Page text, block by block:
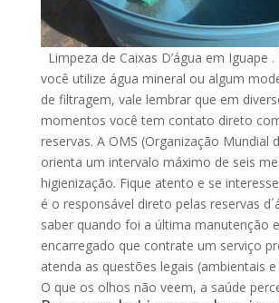
Limpeza de Caixas D’água em Iguape
você utilize água mineral ou algum
de filtragem, vale lembrar que em
momentos você tem contato direto
reservas. A OMS (Organização Mundial
orienta um intervalo máximo de seis
higienização. Fique atento e se
é o responsável direto pelas reservas
saber quando foi a última manutenção
encarregado que contrate um serviço
atenda as questões legais (ambientais
O que os olhos não veem, a saúde